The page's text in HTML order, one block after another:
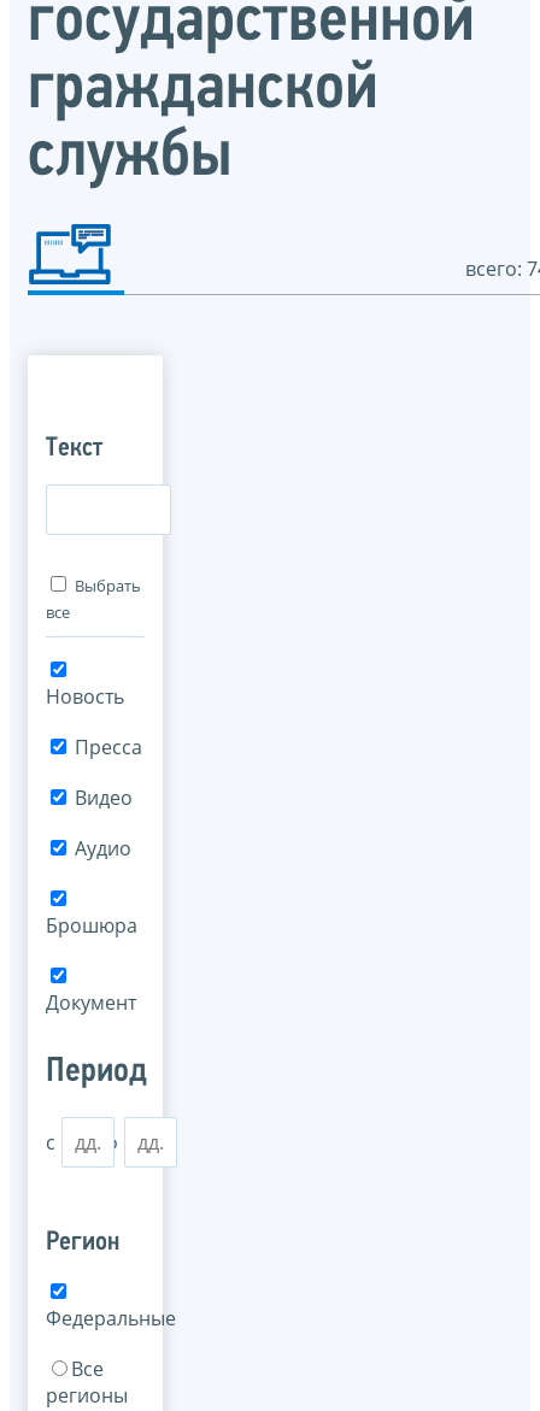
государственной
гражданской
службы
всего:
Текст
Выбрать
все
Новость
Пресса
Видео
Аудио
Брошюра
Документ
Период
с по
Регион
Федеральные
Все
регионы